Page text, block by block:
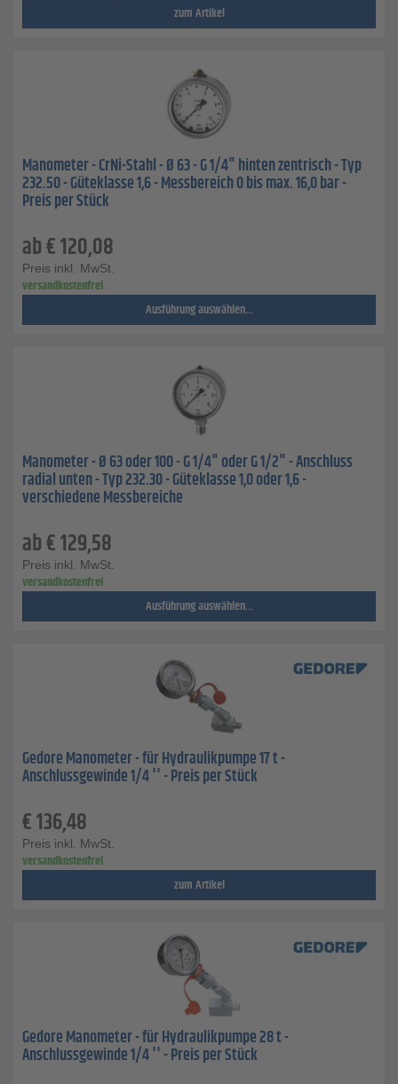
zum Artikel
Manometer - CrNi-Stahl - Ø 63 - G 1/4" hinten zentrisch - Typ
232.50 - Güteklasse 1,6 - Messbereich 0 bis max. 16,0 bar -
Preis per Stück
ab€120,08
Preis inkl. MwSt.
versandkostenfrei
Ausführung auswählen...
Manometer - Ø 63 oder 100 - G 1/4" oder G 1/2" - Anschluss
radial unten - Typ 232.30 - Güteklasse 1,0 oder 1,6 -
verschiedene Messbereiche
ab€129,58
Preis inkl. MwSt.
versandkostenfrei
Ausführung auswählen...
Gedore Manometer - für Hydraulikpumpe 17 t -
Anschlussgewinde 1/4 '' - Preis per Stück
€136,48
Preis inkl. MwSt.
versandkostenfrei
zum Artikel
Gedore Manometer - für Hydraulikpumpe 28 t -
Anschlussgewinde 1/4 '' - Preis per Stück